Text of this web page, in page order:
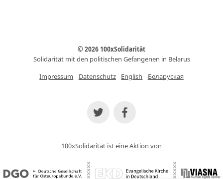
© 2026 100xSolidarität
Solidarität mit den politischen Gefangenen in Belarus
Impressum
Datenschutz English Беларуская
100xSolidarität ist eine Aktion von